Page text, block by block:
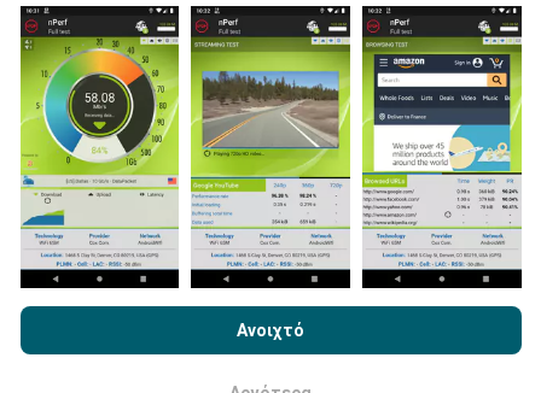
να κάνετε είναι να κατεβάσετε την εφαρμογή nPerf
στο smartphone σας.Όσο περισσότερα δεδομένα
υπάρχουν, τόσο πιο ολοκληρωμένοι θα είναι οι
χάρτες!
Πώς γίνονται οι ενημερώσεις;
Οι χάρτες κάλυψης δικτύου ενημερώνονται
Ανοιχτό
Χρήσης απορρήτου και Cookiesκαθώς και τη δοκιμή nPerf
Άδεια χρήσης τελικού χρήστη.